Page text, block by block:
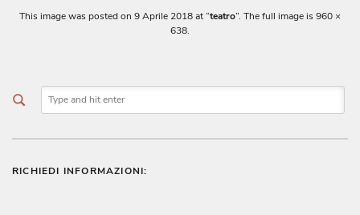
This image was posted on 9 Aprile 2018at “teatro”. The full image is 960 ×
638.
RICHIEDI INFORMAZIONI: